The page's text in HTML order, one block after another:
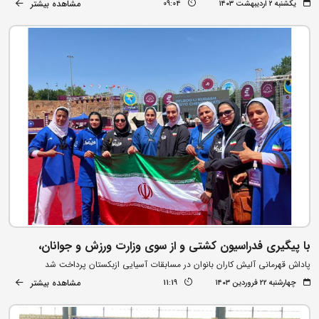
یکشنبه ۲ اردیبهشت ۱۴۰۳ 09:04 مشاهده بیشتر
با پیگیری فدراسیون کشتی و از سوی وزارت ورزش و جوانان،
پاداش قهرمانی آلیش کاران بانوان در مسابقات آسیایی ازبکستان پرداخت شد
چهارشنبه ۲۲ فروردین ۱۴۰۳ 11:19 مشاهده بیشتر